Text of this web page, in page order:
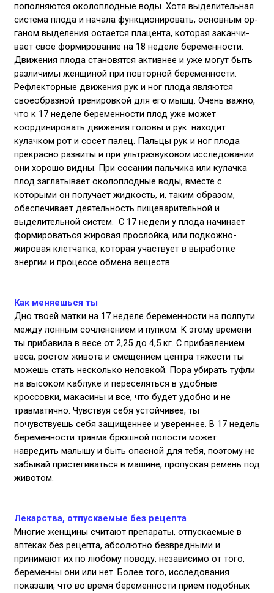
пополняются околоплодные воды. Хотя выделительная
система плода и начала функционировать, основным ор­
ганом выделения остается плацента, которая заканчи­
вает свое формирование на 18 неделе беременности.
Движения плода становятся активнее и уже могут быть
различимы женщиной при повторной беременности.
Рефлекторные движения рук и ног плода являются
своеобразной тренировкой для его мышц. Очень важно,
что к 17 неделе беременности плод уже может
координировать движения головы и рук: находит
кулачком рот и сосет палец. Пальцы рук и ног плода
прекрасно развиты и при ультразвуковом исследовании
они хорошо видны. При сосании пальчи­ка или кулачка
плод заглатывает околоплодные воды, вмес­те с
которыми он получает жидкость, и, таким образом,
обес­печивает деятельность пищеварительной и
выделительной систем. С 17 недели у плода начинает
формироваться жировая прослойка, или подкожно-
жировая клетчатка, которая участвует в выработке
энергии и процессе обмена веществ.
Как меняешься ты
Дно твоей матки на 17 неделе беременности на полпути
между лонным сочленением и пупком. К этому времени
ты прибавила в весе от 2,25 до 4,5 кг. С прибавлением
веса, ростом живота и смещением центра тяжести ты
можешь стать несколько неловкой. Пора убирать туфли
на высоком каблуке и переселяться в удобные
кроссовки, макасины и все, что будет удобно и не
травматично. Чувствуя себя устойчивее, ты
почувствуешь себя защищеннее и увереннее. В 17 недель
беременности травма брюшной полости может
навредить малышу и быть опасной для тебя, поэтому не
забывай пристегиваться в машине, пропуская ремень под
животом.
Лекарства, отпускаемые без рецепта
Многие женщины считают препараты, отпускаемые в
аптеках без рецепта, абсолютно безвредными и
принимают их по любому поводу, независимо от того,
беременны они или нет. Более того, исследования
показали, что во время беременности прием подобных